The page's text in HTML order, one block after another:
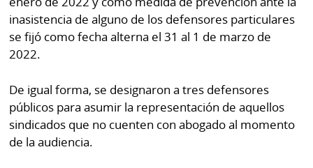
Corprensa
por
Hoy
⌾
Picante
⌾
La
Tal
Cual
⌾
Sin
Censura
inasistencia de alguno de los defensores particulares
se fijó como fecha alterna el 31 al 1 de marzo de
2022.
De igual forma, se designaron a tres defensores
públicos para asumir la representación de aquellos
sindicados que no cuenten con abogado al momento
de la audiencia.